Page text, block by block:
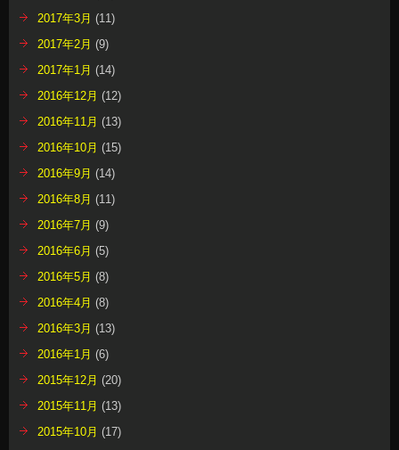
2017年3月 (11)
2017年2月 (9)
2017年1月 (14)
2016年12月 (12)
2016年11月 (13)
2016年10月 (15)
2016年9月 (14)
2016年8月 (11)
2016年7月 (9)
2016年6月 (5)
2016年5月 (8)
2016年4月 (8)
2016年3月 (13)
2016年1月 (6)
2015年12月 (20)
2015年11月 (13)
2015年10月 (17)